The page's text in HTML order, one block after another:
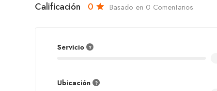
Calificación 0 Basado en 0 Comentarios
Servicio
Ubicación